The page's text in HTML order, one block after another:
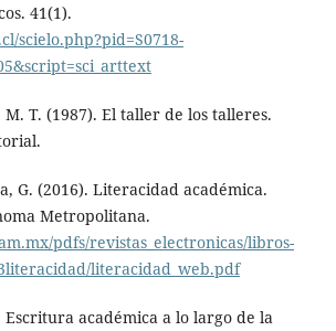
41(1).
scielo.php?pid=S0718-
M. T. (1987). El taller de los talleres.
G. (2016). Literacidad académica.
Metropolitana.
pdfs/revistas_electronicas/libros-
literacidad_web.pdf
Escritura académica a lo largo de la